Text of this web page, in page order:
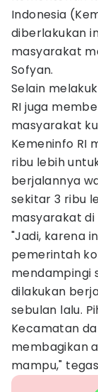
Indonesia
diberlakukan
masyarakat
Sofyan.
Selain
RI juga
masyarakat
Kemeninfo RI
ribu lebih
berjalannya
sekitar 3 ribu
masyarakat
"Jadi, karena
pemerintah
mendampingi
dilakukan
sebulan lalu.
Kecamatan
membagikan
mampu,"